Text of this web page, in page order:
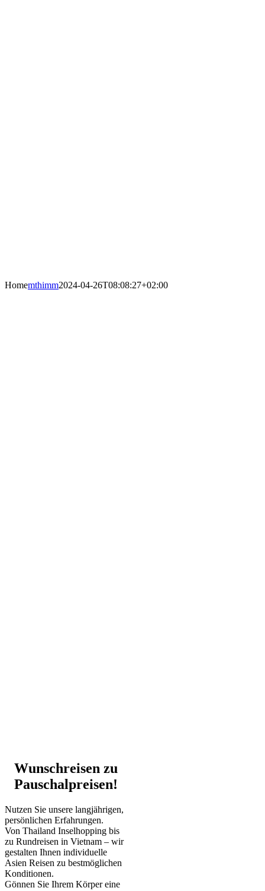
Homemthimm2024-04-26T08:08:27+02:00
Wunschreisen zu
Pauschalpreisen!
Nutzen Sie unsere langjährigen,
persönlichen Erfahrungen.
Von Thailand Inselhopping bis
zu Rundreisen in Vietnam – wir
gestalten Ihnen individuelle
Asien Reisen zu bestmöglichen
Konditionen.
Gönnen Sie Ihrem Körper eine